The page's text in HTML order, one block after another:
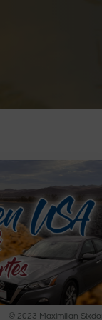
© 2023 Maximilian